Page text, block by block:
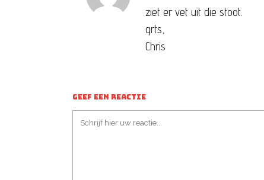
ziet er vet uit die stoot.
grts,
Chris
GEEF EEN REACTIE